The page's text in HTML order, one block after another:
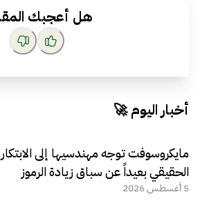
هل أعجبك
أخبار اليوم 🚀
مايكروسوفت توجه مهندسيها إلى الابتكار
الحقيقي بعيداً عن سباق زيادة الرموز
5 أغسطس 2026